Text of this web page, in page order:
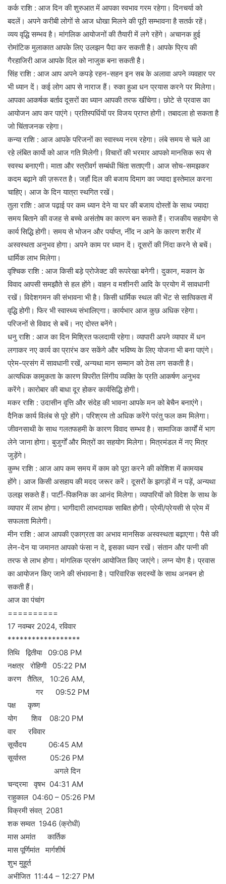
कर्क राशि : आज दिन की शुरुआत में आपका स्वभाव गरम रहेगा। दिनचर्या को
बदलें। अपने करीबी लोगों से आज धोखा मिलने की पूरी सम्भावना है सतर्क रहें।
व्यय वृद्धि सम्भव है। मांगलिक आयोजनों की तैयारी में लगे रहेंगे। अचानक हुई
रोमांटिक मुलाकात आपके लिए उलझन पैदा कर सकती है। आपके प्रिय की
गैरहाजिरी आज आपके दिल को नाजुक बना सकती है।
सिंह राशि : आज आप अपने कपड़े रहन-सहन इन सब के अलावा अपने व्यवहार पर
भी ध्यान दें। कई लोग आप से नाराज हैं। रुका हुआ धन प्रयास करने पर मिलेगा।
आपका आकर्षक बर्ताव दूसरों का ध्यान आपकी तरफ खींचेगा। छोटे से प्रवास का
आयोजन आप कर पाएंगे। प्रतिस्पर्धियों पर विजय प्राप्त होगी। तबादला हो सकता है
जो चिंताजनक रहेगा।
कन्या राशि : आज आपके परिजनों का स्वास्थ्य नरम रहेगा। लंबे समय से चले आ
रहे लंबित कार्यो को आज गति मिलेगी। विचारों की भरमार आपको मानसिक रूप से
स्वस्थ बनाएगी। माता और स्त्रीवर्ग सम्बंधी चिंता सताएगी। आज सोच-समझकर
कदम बढ़ाने की ज़रूरत है। जहाँ दिल की बजाय दिमाग का ज्यादा इस्तेमाल करना
चाहिए। आज के दिन यात्रा स्थगित रखें।
तुला राशि : आज पढ़ाई पर कम ध्यान देने या घर की बजाय दोस्तों के साथ ज्यादा
समय बिताने की वजह से बच्चे असंतोष का कारण बन सकते हैं। राजकीय सहयोग से
कार्य सिद्धि होगी। समय से भोजन और पर्याप्त, नींद न आने के कारण शरीर में
अस्वस्थता अनुभव होगा। अपने काम पर ध्यान दें। दूसरों की निंदा करने से बचें।
धार्मिक लाभ मिलेगा।
वृश्चिक राशि : आज किसी बड़े प्रोजेक्ट की रूपरेखा बनेगी। दुकान, मकान के
विवाद आपसी समझौते से हल होंगे। वाहन व मशीनरी आदि के प्रयोग में सावधानी
रखें। विदेशगमन की संभावना भी है। किसी धार्मिक स्थल की भेंट से सात्विकता में
वृद्धि होगी। फिर भी स्वास्थ्य संभालिएगा। कार्यभार आज कुछ अधिक रहेगा।
परिजनों से विवाद से बचें। नए दोस्त बनेंगे।
धनु राशि : आज का दिन मिश्रित फलदायी रहेगा। व्यापारी अपने व्यापार में धन
लगाकर नए कार्य का प्रारंभ कर सकेंगे और भविष्य के लिए योजना भी बना पाएंगे।
प्रेम-प्रसंग में सावधानी रखें, अन्यथा मान सम्मान को ठेस लग सकती है।
अत्यधिक कामुकता के कारण विपरीत लिंगीय व्यक्ति के प्रति आकर्षण अनुभव
करेंगे। कारोबार की बाधा दूर होकर कार्यसिद्धि होगी।
मकर राशि : उदासीन वृत्ति और संदेह की भावना आपके मन को बेचैन बनाएंगे।
दैनिक कार्य विलंब से पूरे होंगे। परिश्रम तो अधिक करेंगे परंतु फल कम मिलेगा।
जीवनसाथी के साथ गलतफहमी के कारण विवाद सम्भव है। सामाजिक कार्यों में भाग
लेने जाना होगा। बुजुर्गों और मित्रों का सहयोग मिलेगा। मित्रमंडल में नए मित्र
जुड़ेंगे।
कुम्भ राशि : आज आप कम समय में काम को पूरा करने की कोशिश में कामयाब
होंगे। आज किसी असहाय की मदद जरूर करें। दूसरों के झगड़ों में न पड़ें, अन्यथा
उलझ सकते हैं। पार्टी-पिकनिक का आनंद मिलेगा। व्यापारियों को विदेश के साथ के
व्यापार में लाभ होगा। भागीदारी लाभदायक साबित होगी। प्रेमी/प्रेयसी से प्रेम में
सफलता मिलेगी।
मीन राशि : आज आपकी एकाग्रता का अभाव मानसिक अस्वस्थता बढ़ाएगा। पैसे की
लेन-देन या जमानत आपको फंसा न दे, इसका ध्यान रखें। संतान और पत्नी की
तरफ से लाभ होगा। मांगलिक प्रसंग आयोजित किए जाएंगे। लग्न योग है। प्रवास
का आयोजन किए जाने की संभावना है। पारिवारिक सदस्यों के साथ अनबन हो
सकती हैं।
आज का पंचांग
==========
17 नवम्बर 2024, रविवार
******************
तिथि द्वितीया 09:08 PM
नक्षत्र रोहिणी 05:22 PM
करण तैतिल, 10:26 AM,
गर 09:52 PM
पक्ष कृष्ण
योग शिव 08:20 PM
वार रविवार
सूर्योदय 06:45 AM
सूर्यास्त 05:26 PM
अगले दिन
चन्द्रमा वृषभ 04:31 AM
राहुकाल 04:60 – 05:26 PM
विक्रमी संवत् 2081
शक सम्वत 1946 (क्रोधी)
मास अमांत कार्तिक
मास पूर्णिमांत मार्गशीर्ष
शुभ मुहूर्त
अभीजित 11:44 – 12:27 PM